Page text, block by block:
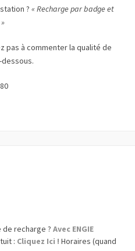
? « Recharge par badge et
pas à commenter la qualité de
de recharge ? Avec ENGIE
: Cliquez Ici ! Horaires (quand